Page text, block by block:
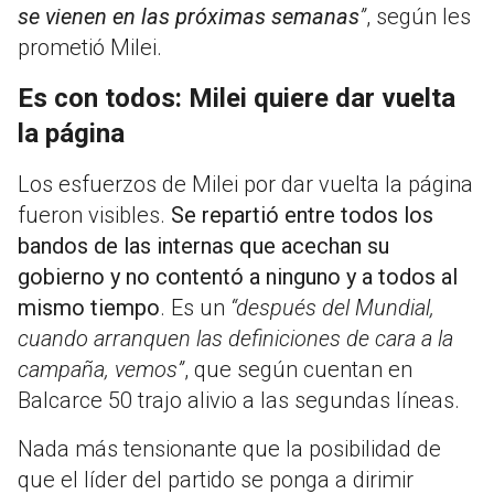
se vienen en las próximas semanas”, según les
prometió Milei.
Es con todos: Milei quiere dar vuelta
la página
Los esfuerzos de Milei por dar vuelta la página
fueron visibles. Se repartió entre todos los
bandos de las internas que acechan su
gobierno y no contentó a ninguno y a todos al
mismo tiempo. Es un “después del Mundial,
cuando arranquen las definiciones de cara a la
campaña, vemos”, que según cuentan en
Balcarce 50 trajo alivio a las segundas líneas.
Nada más tensionante que la posibilidad de
que el líder del partido se ponga a dirimir